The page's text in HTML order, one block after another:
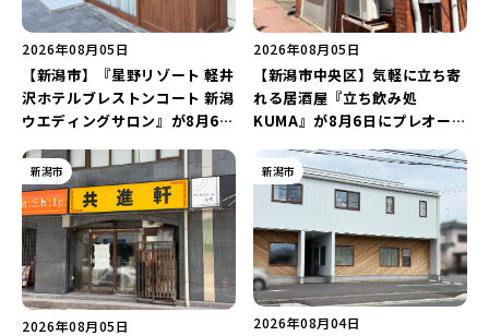
2026年08月05日
【新潟市】『星野リゾート 軽井
沢ホテルブレストンコート 新潟
ウエディングサロン』が8月6日
グを万代で相談しよう♪
2026年08月05日
【新潟市中央区】気軽に立ち寄
れる居酒屋『立ち飲み処
KUMA』が8月6日にプレオープ
額”になるキャンペーンを開催
♪
新潟市
2026年08月05日
新潟市
2026年08月04日